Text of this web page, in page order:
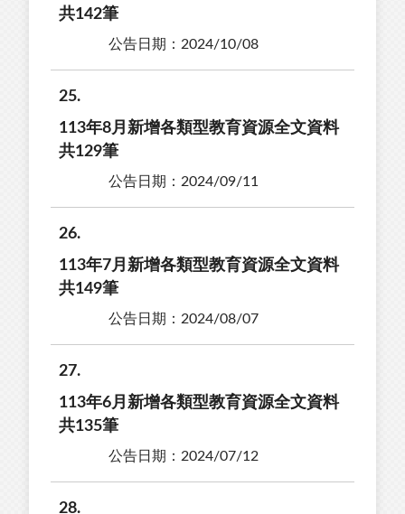
共142筆
公告日期：2024/10/08
25
113年8月新增各類型教育資源全文資料
共129筆
公告日期：2024/09/11
26
113年7月新增各類型教育資源全文資料
共149筆
公告日期：2024/08/07
27
113年6月新增各類型教育資源全文資料
共135筆
公告日期：2024/07/12
28